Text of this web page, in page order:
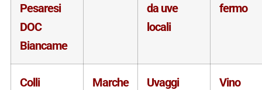
Pesaresi
DOC
Biancame
da uve
locali
fermo
Colli
Marche
Uvaggi
Vino